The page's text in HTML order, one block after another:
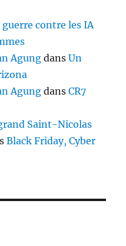
guerre contre les IA
Agung dansUn
Agung dansCR7
Saint-Nicolas
Black Friday, Cyber